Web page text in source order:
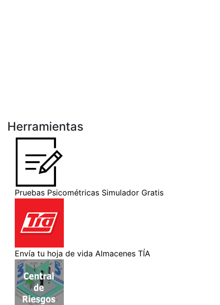
Herramientas